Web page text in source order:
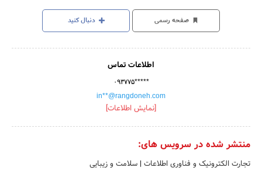
صفحه رسمی دنبال کنید
اطلاعات تماس
۰۹۳۷۷۵*****
in**@rangdoneh.com
[نمایش اطلاعات]
منتشر شده در سرویس های:
تجارت الکترونیک و فناوری اطلاعات | سلامت و زیبایی